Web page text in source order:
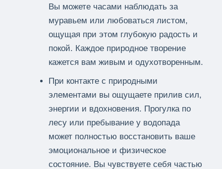
Вы можете часами наблюдать за
муравьем или любоваться листом,
ощущая при этом глубокую радость и
покой. Каждое природное творение
кажется вам живым и одухотворенным.
При контакте с природными
элементами вы ощущаете прилив сил,
энергии и вдохновения. Прогулка по
лесу или пребывание у водопада
может полностью восстановить ваше
эмоциональное и физическое
состояние. Вы чувствуете себя частью